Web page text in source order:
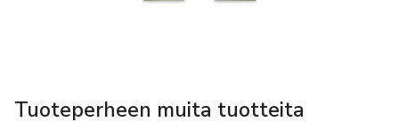
Tuoteperheen muita tuotteita